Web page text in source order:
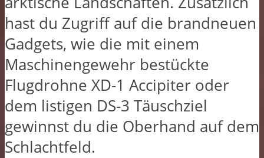
hast du Zugriff auf die brandneuen
Gadgets, wie die mit einem
Maschinengewehr bestückte
Flugdrohne XD-1 Accipiter oder
dem listigen DS-3 Täuschziel
gewinnst du die Oberhand auf dem
Schlachtfeld.